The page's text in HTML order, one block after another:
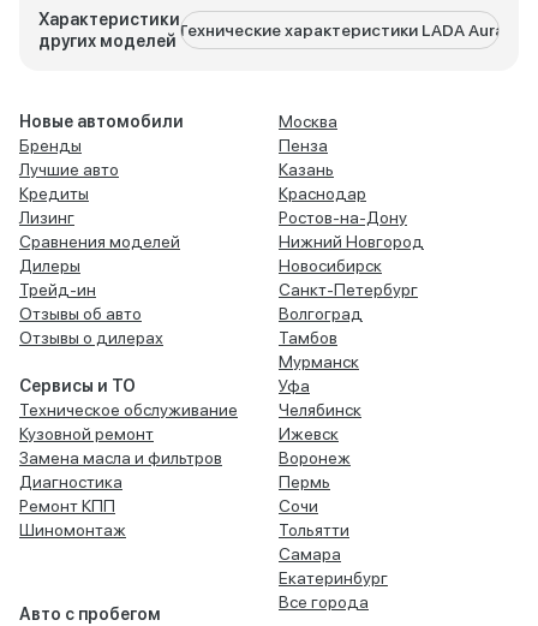
Характеристики
других моделей
Технические характеристики LADA Aura
Новые автомобили
Бренды
Лучшие авто
Кредиты
Лизинг
Сравнения моделей
Дилеры
Трейд-ин
Отзывы об авто
Отзывы о дилерах
Сервисы и ТО
Техническое обслуживание
Кузовной ремонт
Замена масла и фильтров
Диагностика
Ремонт КПП
Шиномонтаж
Авто с пробегом
Москва
Пенза
Казань
Краснодар
Ростов-на-Дону
Нижний Новгород
Новосибирск
Санкт-Петербург
Волгоград
Тамбов
Мурманск
Уфа
Челябинск
Ижевск
Воронеж
Пермь
Сочи
Тольятти
Самара
Екатеринбург
Все города